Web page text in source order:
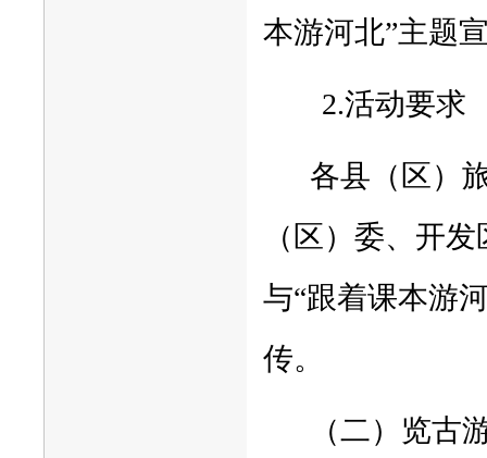
本游河北”主题
2.活动要求
各县（区）
（区）委、开
与“跟着课本游
传。
（二）览